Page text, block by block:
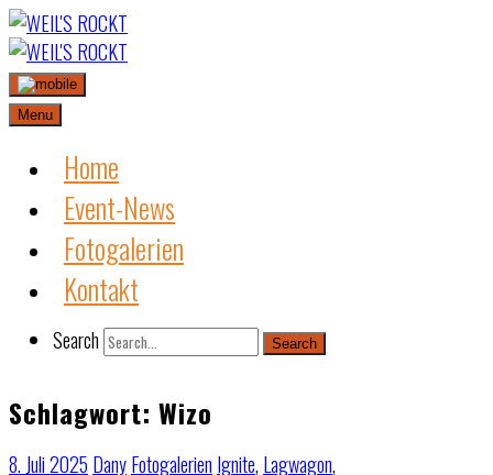
Skip
to
content
Menu
Home
Event-News
Fotogalerien
Kontakt
Search Search
Schlagwort: Wizo
8. Juli 2025 DanyFotogalerien Ignite, Lagwagon,